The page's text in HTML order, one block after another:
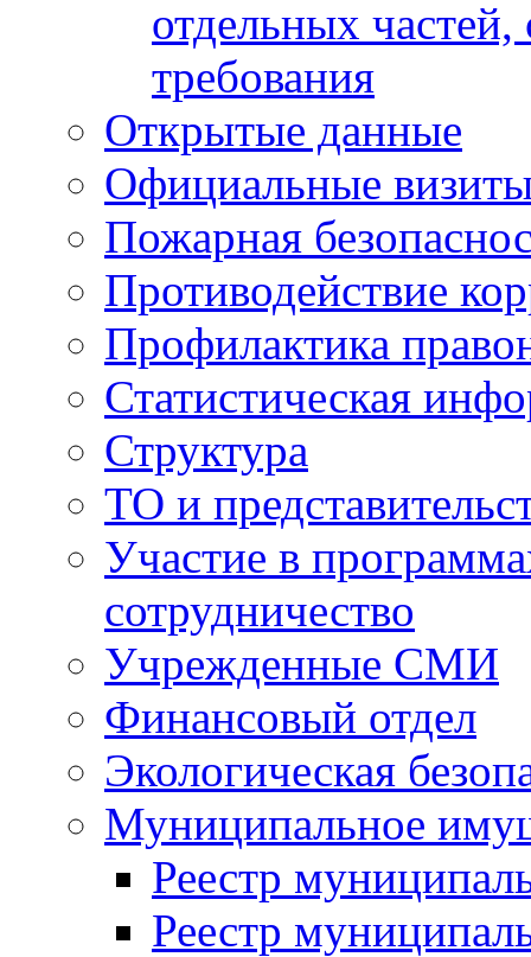
отдельных
требования
Открытые данные
Официальные
Пожарная
Противодействие
Профилактика
Статистическая
Структура
ТО и
Участие в
сотрудничество
Учрежденные СМИ
Финансовый отдел
Экологическая
Муниципальное
Реестр
Реестр